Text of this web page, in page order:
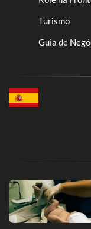
Turismo
Guia de